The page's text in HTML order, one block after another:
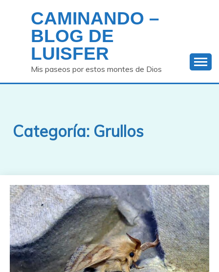
contenido
CAMINANDO –
BLOG DE
LUISFER
Mis paseos por estos montes de Dios
Categoría: Grullos